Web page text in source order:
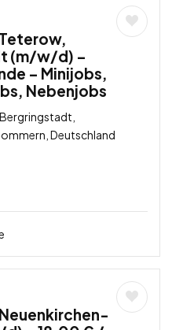
(m/w/d) –
– Minijobs,
Nebenjobs
Deutschland